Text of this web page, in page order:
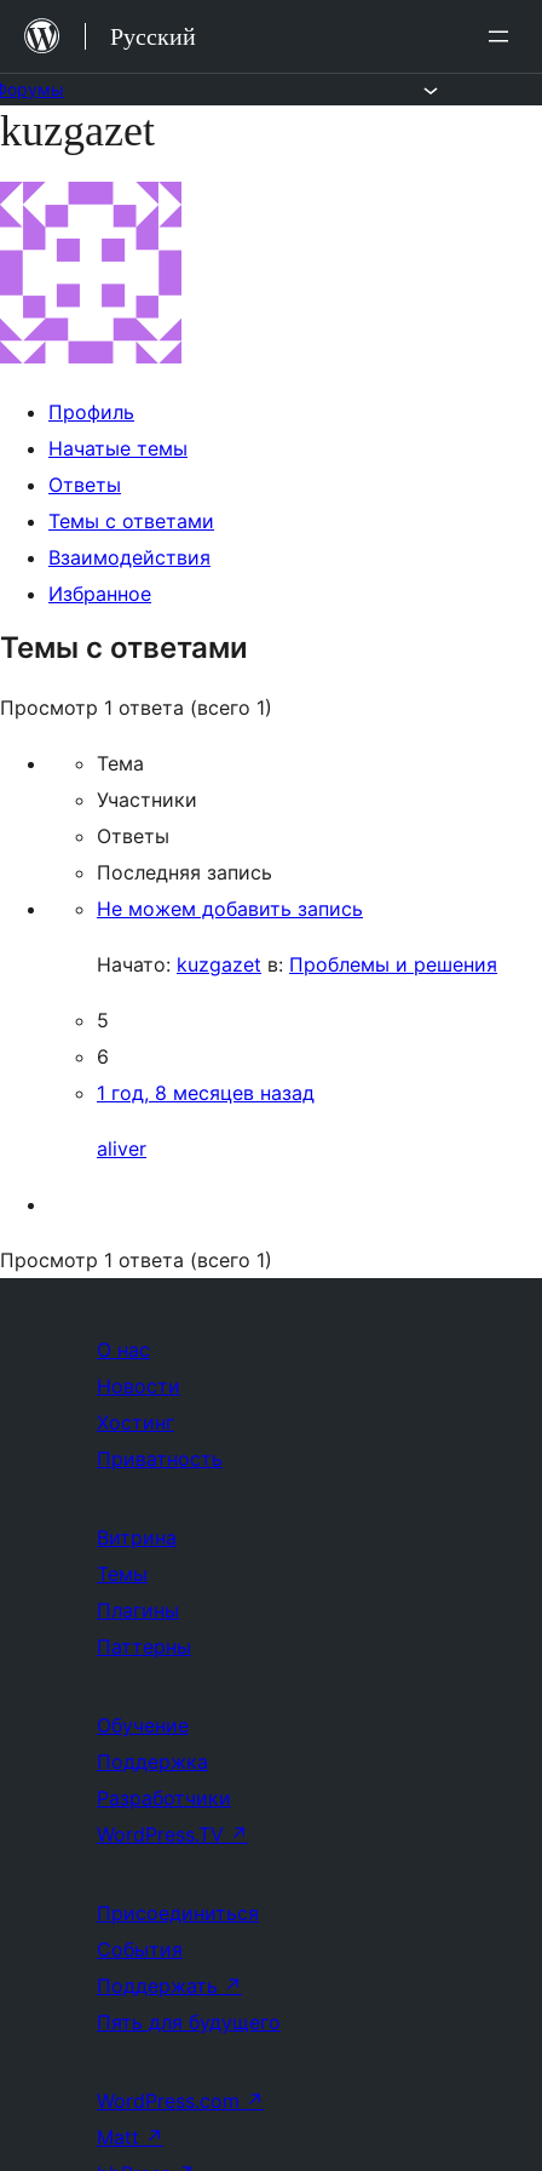
Перейти
содержимому
Русский
Перейти
содержимому
kuzgazet
Профиль
Начатые темы
Ответы
Темы с ответами
Взаимодействия
Избранное
Темы с ответами
Просмотр 1 ответа (всего 1)
Тема
Участники
Ответы
Последняя запись
Не можем добавить запись
Начато: kuzgazet в: Проблемы и решения
5
6
1 год, 8 месяцев назад
aliver
Просмотр 1 ответа (всего 1)
О нас
Новости
Хостинг
Приватность
Витрина
Темы
Плагины
Паттерны
Обучение
Поддержка
Разработчики
WordPress.TV ↗
Присоединиться
События
Поддержать ↗
Пять для будущего
WordPress.com ↗
Matt ↗